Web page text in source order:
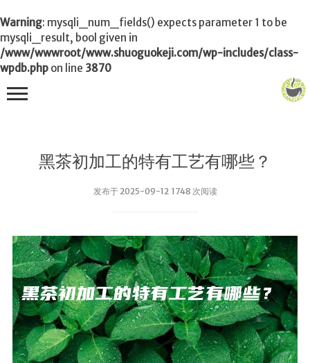
Warning: mysqli_num_fields() expects parameter 1 to be
mysqli_result, bool given in
/www/wwwroot/www.shuoguokeji.com/wp-includes/class-
wpdb.php on line 3870
黑茶初加工的特有工艺有哪些？
发布于 2025-09-12 1748 次阅读
首页
品茶
泡茶
茶品
饮茶技巧
茶叶品种和
类别